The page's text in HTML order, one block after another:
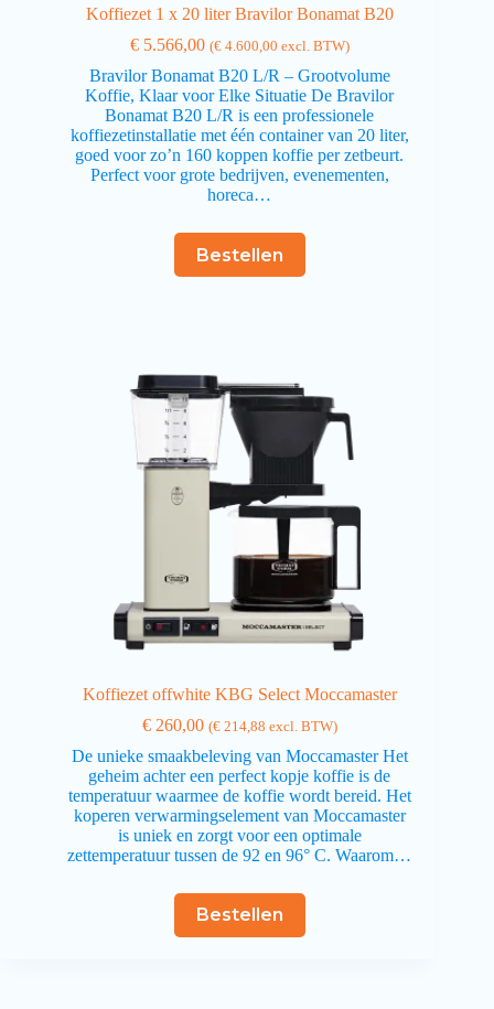
Koffiezet 1 x 20 liter Bravilor Bonamat B20
€5.566,00 (€4.600,00 excl. BTW)
Bravilor Bonamat B20 L/R – Grootvolume
Koffie, Klaar voor Elke Situatie De Bravilor
Bonamat B20 L/R is een professionele
koffiezetinstallatie met één container van 20 liter,
goed voor zo’n 160 koppen koffie per zetbeurt.
Perfect voor grote bedrijven, evenementen,
horeca…
Bestellen
Koffiezet offwhite KBG Select Moccamaster
€260,00 (€214,88 excl. BTW)
De unieke smaakbeleving van Moccamaster Het
geheim achter een perfect kopje koffie is de
temperatuur waarmee de koffie wordt bereid. Het
koperen verwarmingselement van Moccamaster
is uniek en zorgt voor een optimale
zettemperatuur tussen de 92 en 96° C. Waarom…
Bestellen